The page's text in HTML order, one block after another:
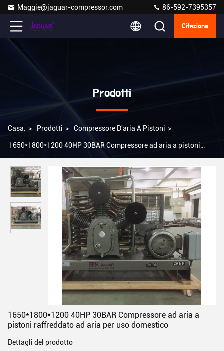
Maggie@jaguar-compressor.com 86-592-7395357
Citazione
Prodotti
Casa. > Prodotti > Compressore D'aria A Pistoni >
1650*1800*1200 40HP 30BAR Compressore ad aria a pistoni
1650*1800*1200 40HP 30BAR Compressore ad aria a
pistoni raffreddato ad aria per uso domestico
Dettagli del prodotto